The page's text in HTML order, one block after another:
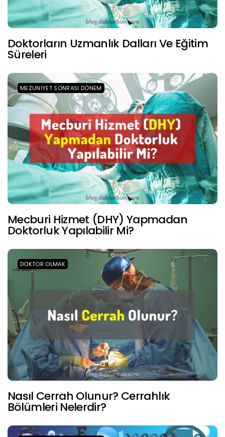
Doktorların Uzmanlık Dalları Ve Eğitim
Süreleri
MEZUNIYET SONRASI DÖNEM
Mecburi Hizmet (DHY) Yapmadan
Doktorluk Yapılabilir Mi?
DOKTOR OLMAK
Nasıl Cerrah Olunur? Cerrahlık
Bölümleri Nelerdir?